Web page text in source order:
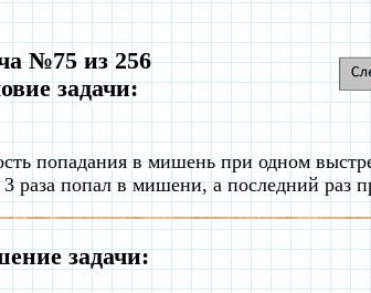
№75 из 256
задачи:
попадания в мишень при одном
раза попал в мишени, а последний раз
задачи: